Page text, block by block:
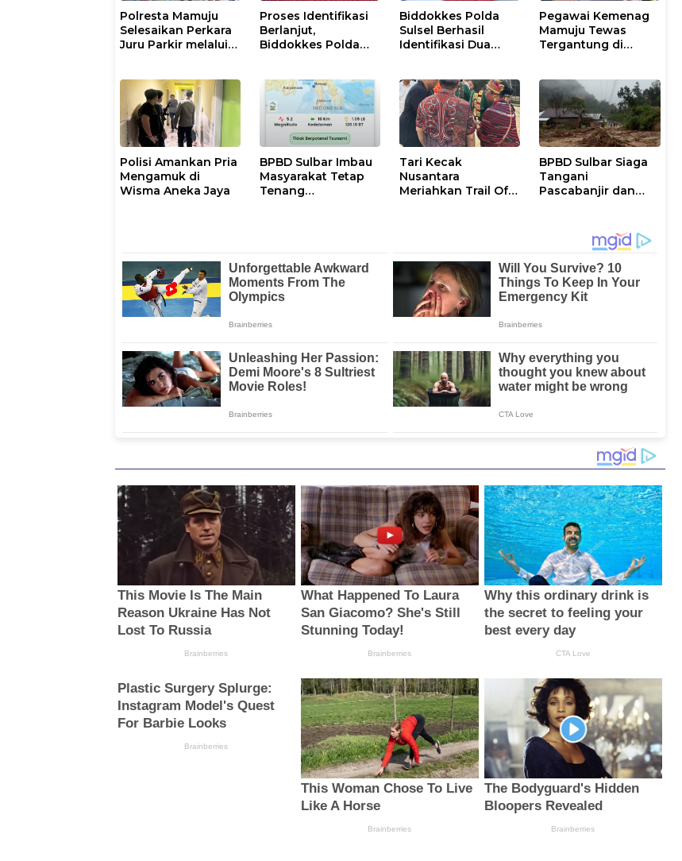
Polresta Mamuju
Selesaikan Perkara
Juru Parkir melalui
Proses Identifikasi
Berlanjut,
Biddokkes Polda
Laka Laut KM Nurul
Salsa
Biddokkes Polda
Sulsel Berhasil
Identifikasi Dua
Pegawai Kemenag
Mamuju Tewas
Tergantung di
dan Evakuasi
Polisi Amankan Pria
Mengamuk di
Wisma Aneka Jaya
BPBD Sulbar Imbau
Masyarakat Tetap
Tenang
Tari Kecak
Nusantara
Meriahkan Trail Of
BPBD Sulbar Siaga
Tangani
Pascabanjir dan